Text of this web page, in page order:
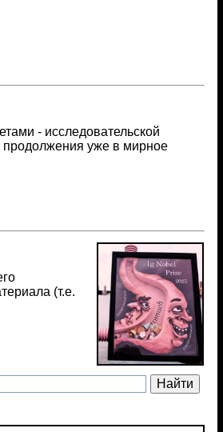
- исследовательской
уже в мирное
(т.е.